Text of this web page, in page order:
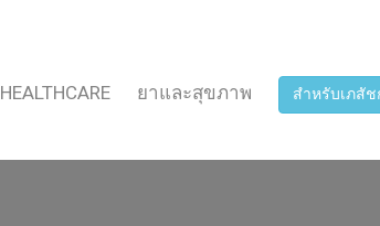
HEALTHCARE ยาและสุขภาพ สำหรับเภสั